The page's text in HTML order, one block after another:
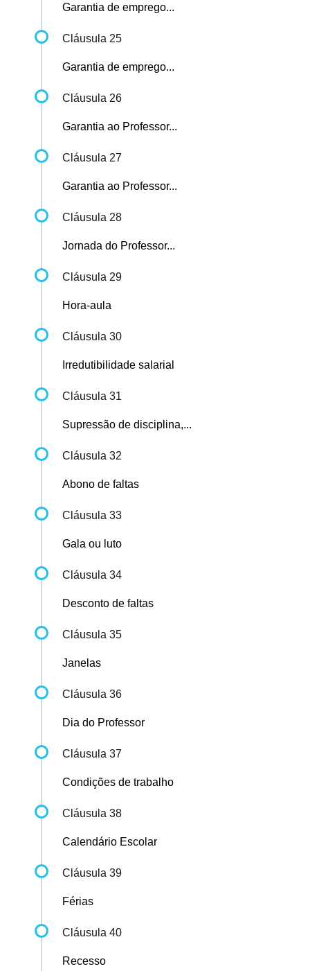
Garantia de emprego...
Cláusula 25
Garantia de emprego...
Cláusula 26
Garantia ao Professor...
Cláusula 27
Garantia ao Professor...
Cláusula 28
Jornada do Professor...
Cláusula 29
Hora-aula
Cláusula 30
Irredutibilidade salarial
Cláusula 31
Supressão de disciplina,...
Cláusula 32
Abono de faltas
Cláusula 33
Gala ou luto
Cláusula 34
Desconto de faltas
Cláusula 35
Janelas
Cláusula 36
Dia do Professor
Cláusula 37
Condições de trabalho
Cláusula 38
Calendário Escolar
Cláusula 39
Férias
Cláusula 40
Recesso